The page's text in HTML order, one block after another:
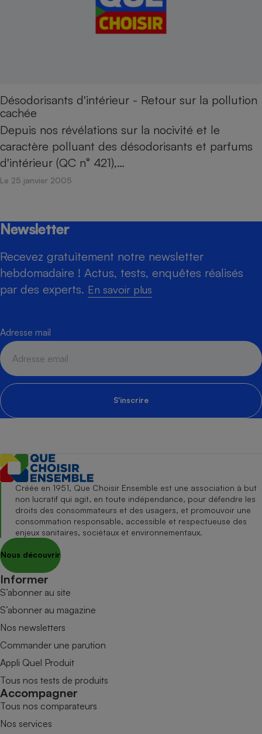
Désodorisants d'intérieur - Retour sur la pollution
cachée
Depuis nos révélations sur la nocivité et le
caractère polluant des désodorisants et parfums
d'intérieur (QC n° 421),…
Le 25 janvier 2005
Newsletter
Recevez gratuitement notre newsletter
hebdomadaire ! Actus, tests, enquêtes réalisés
par des experts. En savoir plus
Adresse mail
S'inscrire
Créée en 1951, Que Choisir Ensemble est une association à but
non lucratif qui agit, en toute indépendance, pour défendre les
droits des consommateurs et des usagers, et promouvoir une
consommation responsable, accessible et respectueuse des
enjeux sanitaires, sociétaux et environnementaux.
Nous découvrir
Informer
S’abonner au site
S’abonner au magazine
Nos newsletters
Commander une parution
Appli Quel Produit
Tous nos tests de produits
Accompagner
Tous nos comparateurs
Nos services